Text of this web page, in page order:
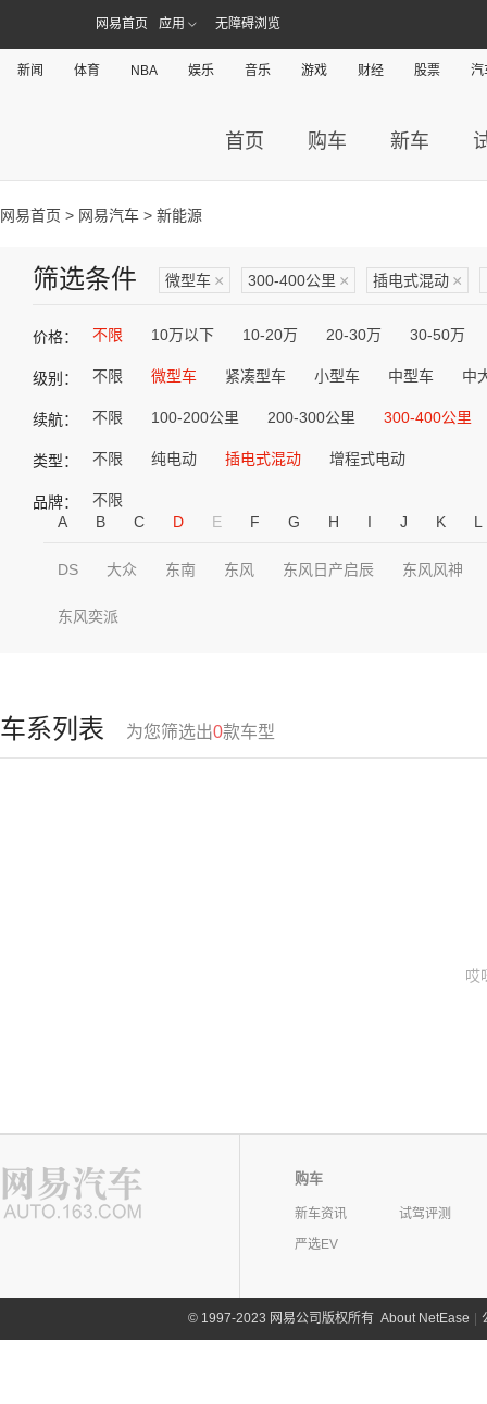
网易首页 应用 无障碍浏览
新闻 体育 NBA 娱乐 音乐 游戏 财经 股票 汽
首页 购车 新车
网易首页 > 网易汽车 > 新能源
筛选条件 微型车 × 300-400公里 × 插电式混动 ×
价格： 不限 10万以下 10-20万 20-30万 30-50万
级别： 不限 微型车 紧凑型车 小型车 中型车 中
续航： 不限 100-200公里 200-300公里 300-400公里
类型： 不限 纯电动 插电式混动 增程式电动
品牌：
不限
A
B C D E F G H I J K L
DS 大众 东南 东风 东风日产启辰 东风风神
东风奕派
车系列表 为您筛选出0款车型
哎
购车
新车资讯
试驾评测
严选EV
©1997-2023 网易公司版权所有 About NetEase